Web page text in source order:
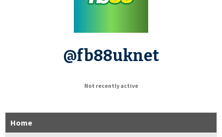
@fb88uknet
Not recently active
Home